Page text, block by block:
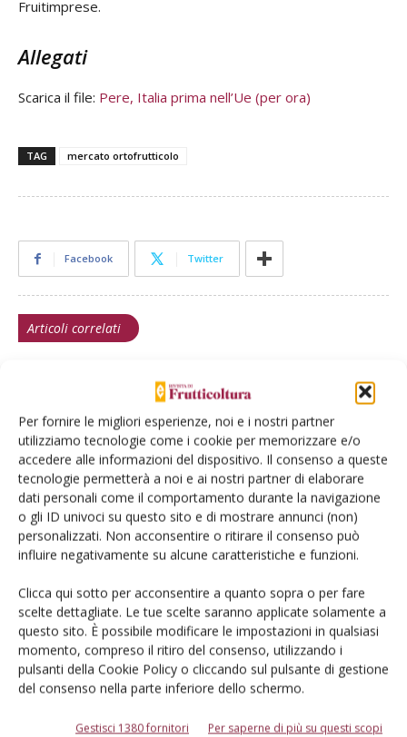
Per fornire le migliori esperienze, noi e i nostri partner
utilizziamo tecnologie come i cookie per memorizzare e/o
accedere alle informazioni del dispositivo. Il consenso a queste
tecnologie permetterà a noi e ai nostri partner di elaborare
dati personali come il comportamento durante la navigazione
o gli ID univoci su questo sito e di mostrare annunci (non)
personalizzati. Non acconsentire o ritirare il consenso può
influire negativamente su alcune caratteristiche e funzioni.
Clicca qui sotto per acconsentire a quanto sopra o per fare
scelte dettagliate. Le tue scelte saranno applicate solamente a
questo sito. È possibile modificare le impostazioni in qualsiasi
momento, compreso il ritiro del consenso, utilizzando i
pulsanti della Cookie Policy o cliccando sul pulsante di gestione
del consenso nella parte inferiore dello schermo.
Gestisci 1380 fornitori Per saperne di più su questi scopi
Fruitimprese.
Allegati
Scarica il file: Pere, Italia prima nell’Ue (per ora)
TAG mercato ortofrutticolo
Facebook Twitter
Articoli correlati
Mercati all’ingrosso strategici contro il
calo dei consumi di ortofrutta
Pesche e nettarine di Romagna Igp:
strategico il localismo
Mercati all’ingrosso: ok, il prezzo è